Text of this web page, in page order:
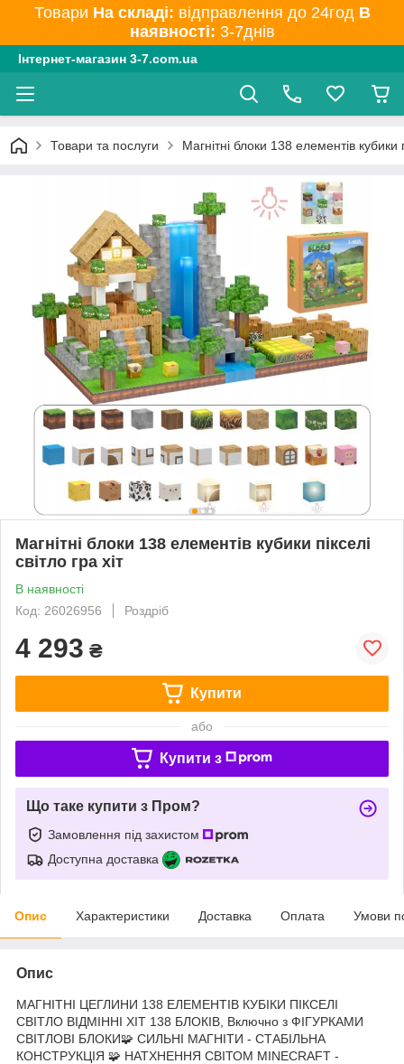
Товари На складі: відправлення до 24год В
наявності: 3-7днів
Інтернет-магазин 3-7.com.ua
Товари та послуги Магнітні блоки 138 елементів кубики
Магнітні блоки 138 елементів кубики пікселі
світло гра хіт
В наявності
Код: 26026956
Роздріб
4 293 ₴
Купити
або
Купити з
Що таке купити з Пром?
Замовлення під захистом
Доступна доставка
Опис Характеристики Доставка Оплата Умови
Опис
МАГНІТНІ ЦЕГЛИНИ 138 ЕЛЕМЕНТІВ КУБІКИ ПІКСЕЛІ
СВІТЛО ВІДМІННІ ХІТ 138 БЛОКІВ, Включно з ФІГУРКАМИ
СВІТЛОВІ БЛОКИ🧩 СИЛЬНІ МАГНІТИ - СТАБІЛЬНА
КОНСТРУКЦІЯ 🧩 НАТХНЕННЯ СВІТОМ MINECRAFT -